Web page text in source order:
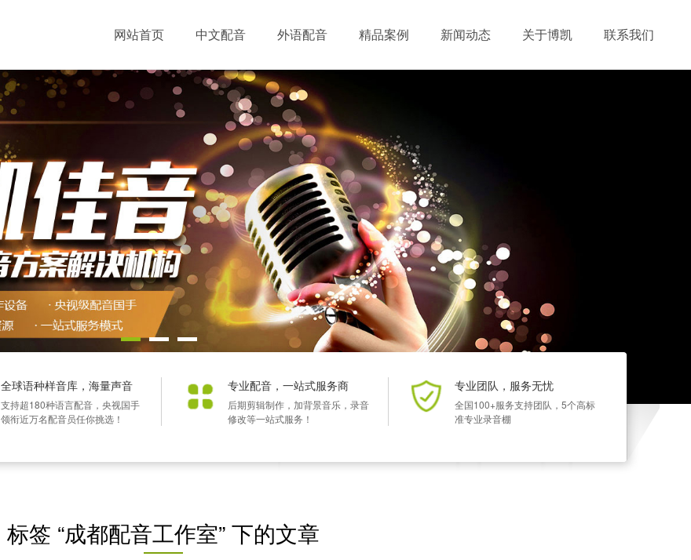
网站首页 中文配音 外语配音 精品案例 新闻动态 关于博凯 联系我们
全球语种样音库，海量声音
支持超180种语言配音，央视国手
领衔近万名配音员任你挑选！
专业配音，一站式服务商
后期剪辑制作，加背景音乐，录音
修改等一站式服务！
专业团队，服务无忧
全国100+服务支持团队，5个高标
准专业录音棚
标签 “成都配音工作室” 下的文章